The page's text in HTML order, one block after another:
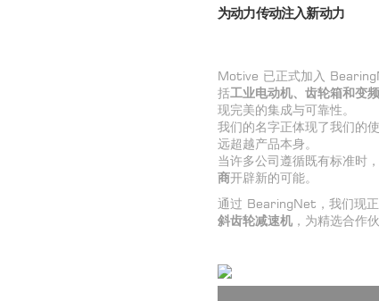
为动力传动注入新动力
Motive 已正式加入
括工业电动机、齿轮箱和变
现完美的集成与可靠性。
我们的名字正体现了我们的
远超越产品本身。
当许多公司遵循既有标准时
商开辟新的可能。
通过 BearingNet，我们现
斜齿轮减速机 ，为精选合作